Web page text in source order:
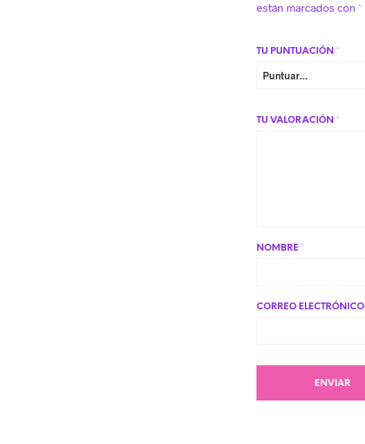
están marcados con *
TU PUNTUACIÓN *
TU VALORACIÓN *
NOMBRE *
CORREO ELECTRÓNICO